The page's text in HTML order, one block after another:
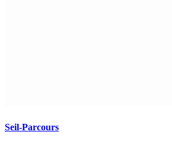
Seil-Parcours